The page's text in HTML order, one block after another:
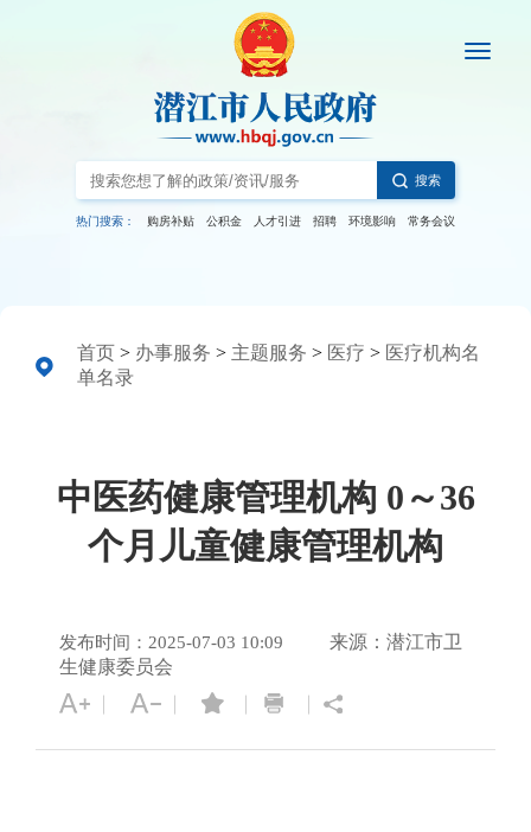
搜索
热门搜索： 购房补贴 公积金 人才引进 招聘 环境影响 常务会议
首页 > 办事服务 > 主题服务 > 医疗 > 医疗机构名
单名录
中医药健康管理机构 0～36
个月儿童健康管理机构
发布时间：2025-07-03 10:09
来源：潜江市卫
生健康委员会